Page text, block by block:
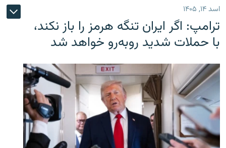
اسد ۱۴, ۱۴۰۵
ترامپ: اگر ایران تنگه هرمز را باز نکند،
با حملات شدید روبه‌رو خواهد شد